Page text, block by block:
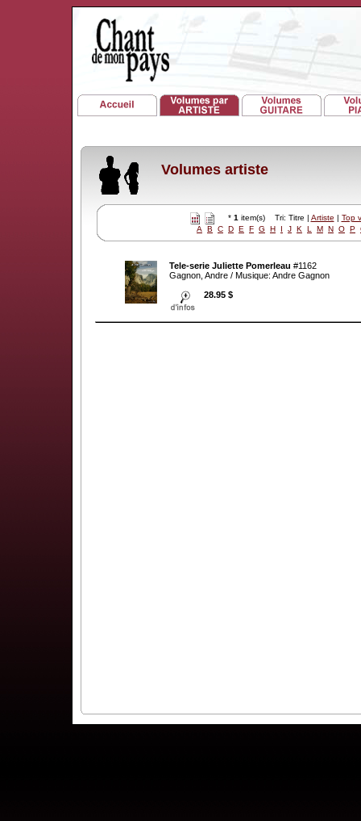
Volumes artiste
* 1 item(s) Tri: Titre | Artiste | Top
A
B C D E F G H I J K L M N O P
Tele-serie Juliette Pomerleau #1162
Gagnon, Andre / Musique: Andre Gagnon
28.95 $